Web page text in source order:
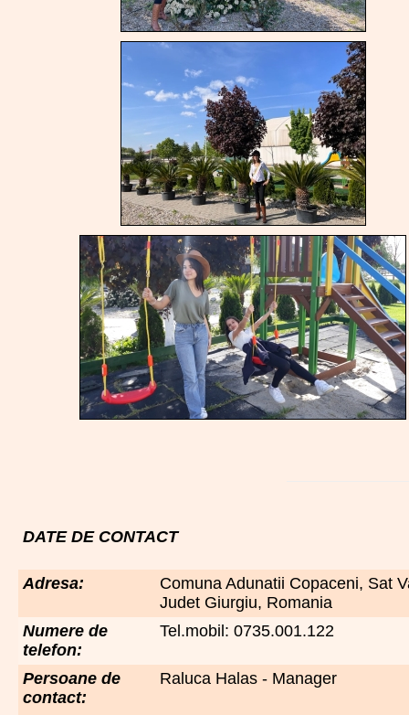
DATE DE CONTACT
Adresa:
Comuna Adunatii Copaceni, Sat
Judet Giurgiu, Romania
Numere de
telefon:
Tel.mobil: 0735.001.122
Persoane de
contact:
Raluca Halas - Manager